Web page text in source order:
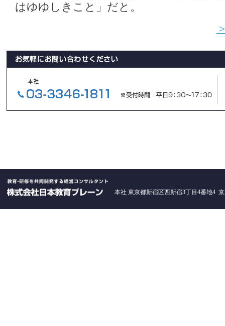
はゆゆしきこと」だと。
本社 東京都新宿区西新宿3丁目4番地4